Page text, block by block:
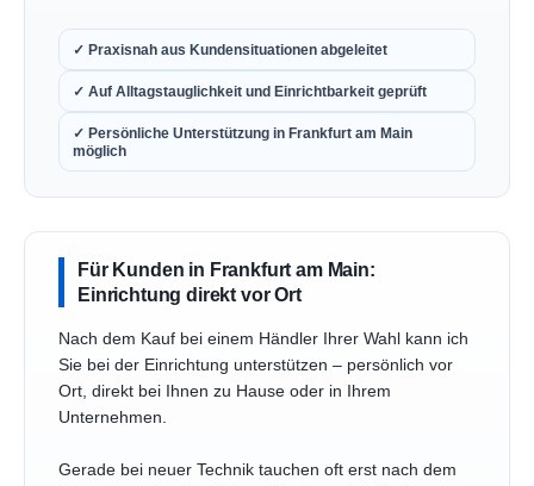
✓ Praxisnah aus Kundensituationen abgeleitet
✓ Auf Alltagstauglichkeit und Einrichtbarkeit geprüft
✓ Persönliche Unterstützung in Frankfurt am Main
möglich
Für Kunden in Frankfurt am Main:
Einrichtung direkt vor Ort
Nach dem Kauf bei einem Händler Ihrer Wahl kann ich
Sie bei der Einrichtung unterstützen – persönlich vor
Ort, direkt bei Ihnen zu Hause oder in Ihrem
Unternehmen.
Gerade bei neuer Technik tauchen oft erst nach dem